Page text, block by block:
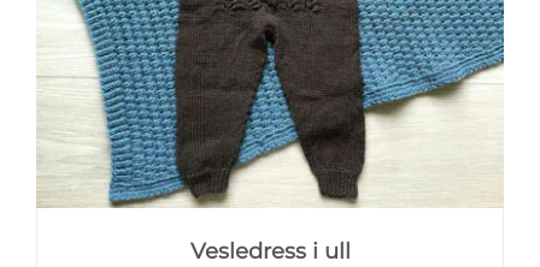
Vesledress i ull